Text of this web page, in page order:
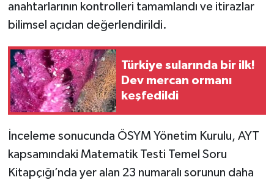
anahtarlarının kontrolleri tamamlandı ve itirazlar
bilimsel açıdan değerlendirildi.
Türkiye sularında bir ilk!
Dev mercan ormanı
keşfedildi
İnceleme sonucunda ÖSYM Yönetim Kurulu, AYT
kapsamındaki Matematik Testi Temel Soru
Kitapçığı’nda yer alan 23 numaralı sorunun daha